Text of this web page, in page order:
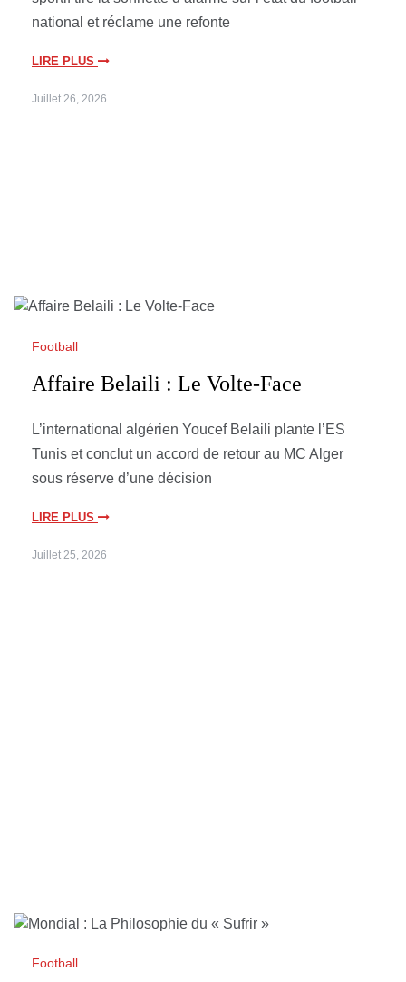
national et réclame une refonte
LIRE PLUS
Juillet 26, 2026
Football
Affaire Belaili : Le Volte-Face
L’international algérien Youcef Belaili plante l’ES
Tunis et conclut un accord de retour au MC Alger
sous réserve d’une décision
LIRE PLUS
Juillet 25, 2026
Football